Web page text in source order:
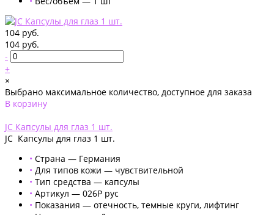
104 руб.
104 руб.
-
+
×
Выбрано максимальное количество, доступное для заказа
В корзину
JC Капсулы для глаз 1 шт.
JC Капсулы для глаз 1 шт.
• Страна — Германия
• Для типов кожи — чувствительной
• Тип средства — капсулы
• Артикул — 026Р рус
• Показания — отечность, темные круги, лифтинг